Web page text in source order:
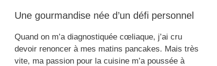
Une gourmandise née d’un défi personnel
Quand on m’a diagnostiquée cœliaque, j’ai cru
devoir renoncer à mes matins pancakes. Mais très
vite, ma passion pour la cuisine m’a poussée à